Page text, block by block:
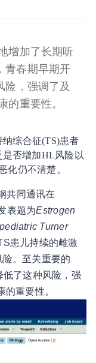
增加了长期听
青春期早期开
险，强调了及
的重要性。
综合征(TS)患者
否增加HL风险以
化仍不清楚。
共同通讯在
表题为Estrogen
Turner
患儿持续的雌激
。至关重要的
了这种风险，强
重要性。